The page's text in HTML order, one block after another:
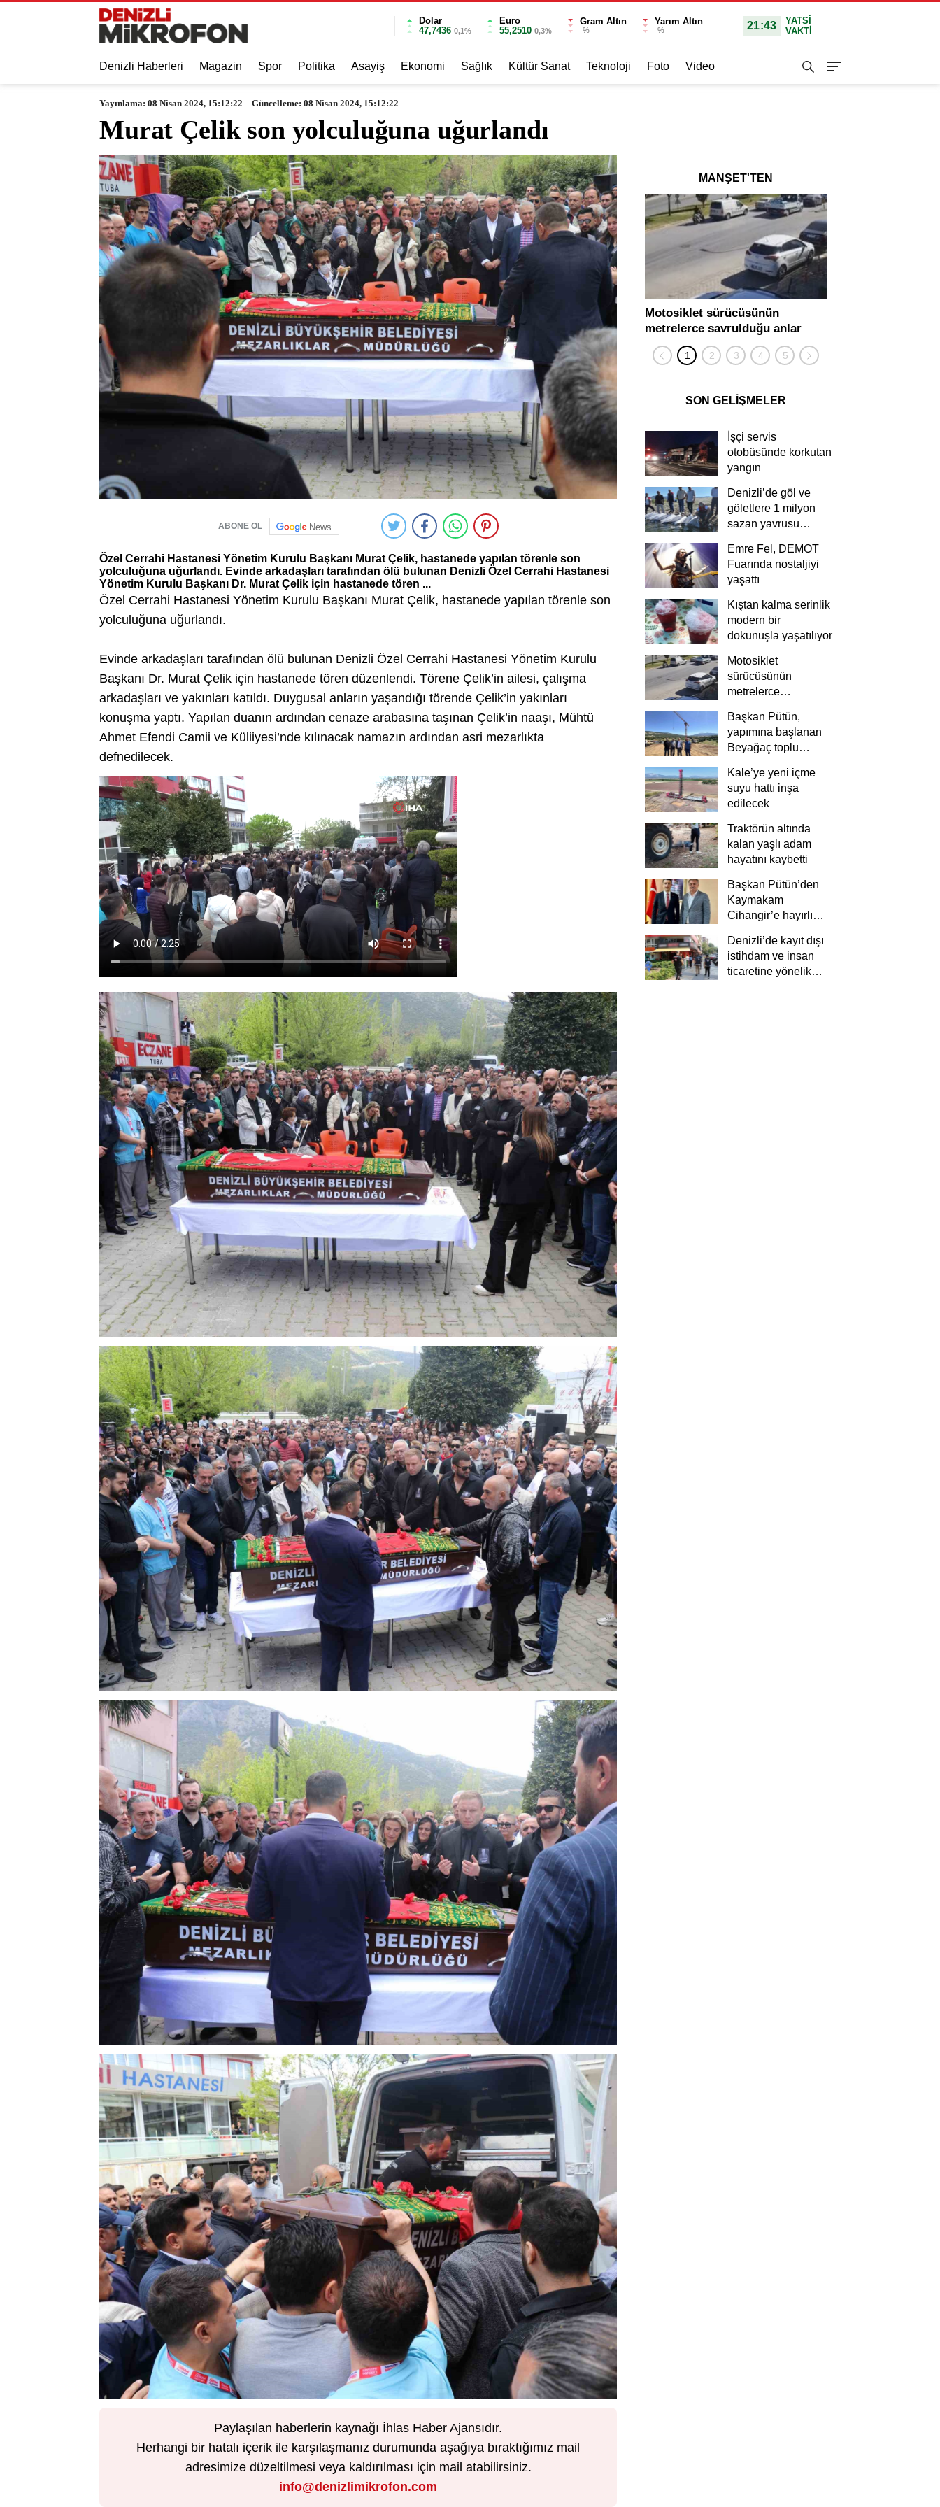
Dolar
47,7436 0,1%
Euro
55,2510 0,3%
Gram Altın
%
Yarım Altın
% 21:43
YATSI
VAKTİ
Denizli Haberleri Magazin Spor Politika Asayiş Ekonomi Sağlık Kültür Sanat Teknoloji Foto Video
Yayınlama: 08 Nisan 2024, 15:12:22 Güncelleme: 08 Nisan 2024, 15:12:22
Murat Çelik son yolculuğuna uğurlandı
ABONE OL News
Özel Cerrahi Hastanesi Yönetim Kurulu Başkanı Murat Çelik, hastanede yapılan törenle son
yolculuğuna uğurlandı. Evinde arkadaşları tarafından ölü bulunan Denizli Özel Cerrahi Hastanesi
Yönetim Kurulu Başkanı Dr. Murat Çelik için hastanede tören ...
Özel Cerrahi Hastanesi Yönetim Kurulu Başkanı Murat Çelik, hastanede yapılan törenle son
yolculuğuna uğurlandı.
Evinde arkadaşları tarafından ölü bulunan Denizli Özel Cerrahi Hastanesi Yönetim Kurulu
Başkanı Dr. Murat Çelik için hastanede tören düzenlendi. Törene Çelik’in ailesi, çalışma
arkadaşları ve yakınları katıldı. Duygusal anların yaşandığı törende Çelik’in yakınları
konuşma yaptı. Yapılan duanın ardından cenaze arabasına taşınan Çelik’in naaşı, Mühtü
Ahmet Efendi Camii ve Küliiyesi’nde kılınacak namazın ardından asri mezarlıkta
defnedilecek.
Paylaşılan haberlerin kaynağı İhlas Haber Ajansıdır.
Herhangi bir hatalı içerik ile karşılaşmanız durumunda aşağıya bıraktığımız mail
adresimize düzeltilmesi veya kaldırılması için mail atabilirsiniz.
info@denizlimikrofon.com
MANŞET'TEN
Motosiklet sürücüsünün
metrelerce savrulduğu anlar
güvenlik kamerasında
SON GELİŞMELER
İşçi servis
otobüsünde korkutan
yangın
Denizli’de göl ve
göletlere 1 milyon
sazan yavrusu
Emre Fel, DEMOT
Fuarında nostaljiyi
yaşattı
Kıştan kalma serinlik
modern bir
dokunuşla yaşatılıyor
Motosiklet
sürücüsünün
metrelerce
güvenlik
kamerasında
Başkan Pütün,
yapımına başlanan
Beyağaç toplu
Kale’ye yeni içme
suyu hattı inşa
edilecek
Traktörün altında
kalan yaşlı adam
hayatını kaybetti
Başkan Pütün’den
Kaymakam
Cihangir’e hayırlı
Denizli’de kayıt dışı
istihdam ve insan
ticaretine yönelik